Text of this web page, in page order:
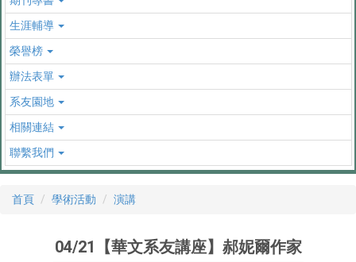
生涯輔導
榮譽榜
辦法表單
系友園地
相關連結
聯繫我們
首頁 學術活動 演講
04/21【華文系友講座】郝妮爾作家